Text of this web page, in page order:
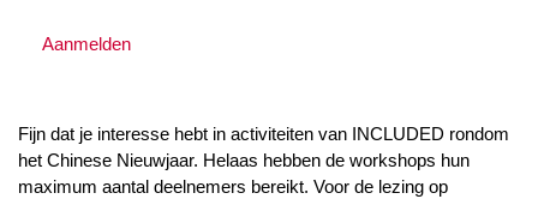
Aanmelden
Fijn dat je interesse hebt in activiteiten van INCLUDED rondom
het Chinese Nieuwjaar. Helaas hebben de workshops hun
maximum aantal deelnemers bereikt. Voor de lezing op